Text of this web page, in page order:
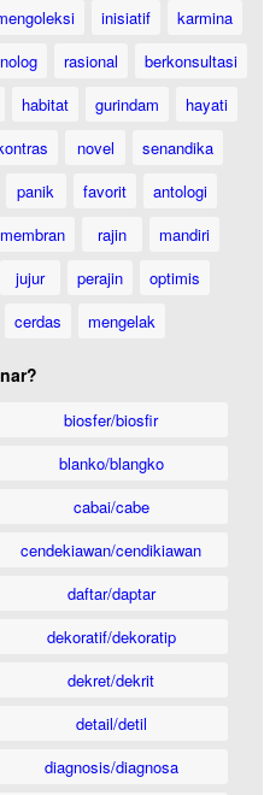
inisiatif
karmina
rasional
berkonsultasi
habitat gurindam
hayati
novel
senandika
panik favorit
antologi
membran rajin
mandiri
jujur perajin
optimis
cerdas mengelak
biosfer/biosfir
blanko/blangko
cabai/cabe
cendekiawan/cendikiawan
daftar/daptar
dekoratif/dekoratip
dekret/dekrit
detail/detil
diagnosis/diagnosa